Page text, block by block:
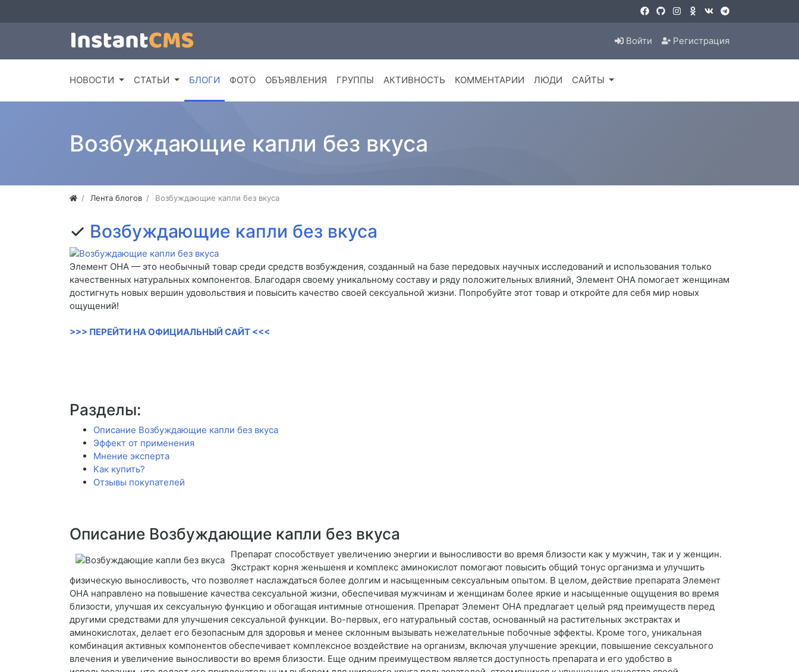
Войти Регистрация
НОВОСТИ СТАТЬИ БЛОГИ ФОТО ОБЪЯВЛЕНИЯ ГРУППЫ АКТИВНОСТЬ КОММЕНТАРИИ ЛЮДИ САЙТЫ
Возбуждающие капли без вкуса
Лента блогов Возбуждающие капли без вкуса
✓ Возбуждающие капли без вкуса
Элемент ОНА — это необычный товар среди средств возбуждения, созданный на базе передовых научных исследований и использования только
качественных натуральных компонентов. Благодаря своему уникальному составу и ряду положительных влияний, Элемент ОНА помогает женщинам
достигнуть новых вершин удовольствия и повысить качество своей сексуальной жизни. Попробуйте этот товар и откройте для себя мир новых
ощущений!
>>> ПЕРЕЙТИ НА ОФИЦИАЛЬНЫЙ САЙТ <<<
Разделы:
Описание Возбуждающие капли без вкуса
Эффект от применения
Мнение эксперта
Как купить?
Отзывы покупателей
Описание Возбуждающие капли без вкуса
Препарат способствует увеличению энергии и выносливости во время близости как у мужчин, так и у женщин.
Экстракт корня женьшеня и комплекс аминокислот помогают повысить общий тонус организма и улучшить
физическую выносливость, что позволяет наслаждаться более долгим и насыщенным сексуальным опытом. В целом, действие препарата Элемент
ОНА направлено на повышение качества сексуальной жизни, обеспечивая мужчинам и женщинам более яркие и насыщенные ощущения во время
близости, улучшая их сексуальную функцию и обогащая интимные отношения. Препарат Элемент ОНА предлагает целый ряд преимуществ перед
другими средствами для улучшения сексуальной функции. Во-первых, его натуральный состав, основанный на растительных экстрактах и
аминокислотах, делает его безопасным для здоровья и менее склонным вызывать нежелательные побочные эффекты. Кроме того, уникальная
комбинация активных компонентов обеспечивает комплексное воздействие на организм, включая улучшение эрекции, повышение сексуального
влечения и увеличение выносливости во время близости. Еще одним преимуществом является доступность препарата и его удобство в